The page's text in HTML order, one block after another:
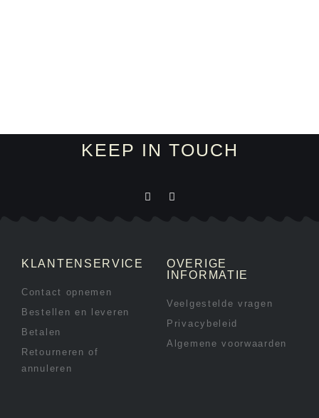
KEEP IN TOUCH
KLANTENSERVICE
Contact opnemen
Bestellen en leveren
Betalen
Retourneren of
annuleren
OVERIGE
INFORMATIE
Veelgestelde vragen
Privacybeleid
Algemene voorwaarden